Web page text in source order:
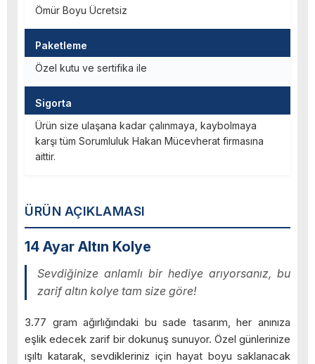
ÜRÜN AÇIKLAMASI
14 Ayar Altın Kolye
Sevdiğinize anlamlı bir hediye arıyorsanız, bu
zarif altın kolye tam size göre!
3.77 gram ağırlığındaki bu sade tasarım, her anınıza
eşlik edecek zarif bir dokunuş sunuyor. Özel günlerinize
ışıltı katarak, sevdikleriniz için hayat boyu saklanacak
Ömür Boyu Ücretsiz
Paketleme
Özel kutu ve sertifika ile
Sigorta
Ürün size ulaşana kadar çalınmaya, kaybolmaya
karşı tüm Sorumluluk Hakan Mücevherat firmasına
aittir.